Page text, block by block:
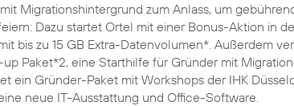
Migrationshintergrund zum Anlass, um
Dazu startet Ortel mit einer Bonus-Aktion in
bis zu 15 GB Extra-Datenvolumen*. Außerdem
Paket*2, eine Starthilfe für Gründer mit
ein Gründer-Paket mit Workshops der IHK
neue IT-Ausstattung und Office-Software.